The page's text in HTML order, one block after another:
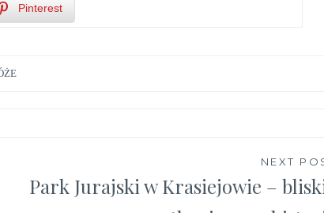
Pinterest
NEXT
Park Jurajski w Krasiejowie –